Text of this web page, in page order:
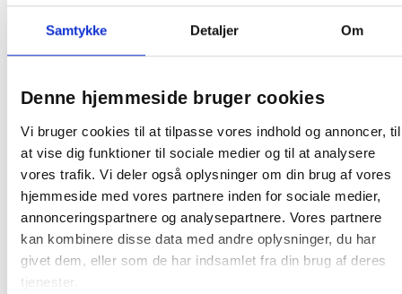
Samtykke Detaljer Om
Denne hjemmeside bruger cookies
Vi bruger cookies til at tilpasse vores indhold og annoncer, til
at vise dig funktioner til sociale medier og til at analysere
vores trafik. Vi deler også oplysninger om din brug af vores
hjemmeside med vores partnere inden for sociale medier,
annonceringspartnere og analysepartnere. Vores partnere
kan kombinere disse data med andre oplysninger, du har
givet dem, eller som de har indsamlet fra din brug af deres
tjenester.
sekunder til P5-mikromakuleringsstykker med høj
sikkerhed.
maksimerer beholderens kapacitet med +33%* og
IQ OptiMax testet med og uden beholder rotation-
teknologi.
Generøs kapacitet på 35 liter rummer op til 550 x
A4-ark, før den skal tømmes; +33 % mere
kapacitet sammenlignet med ingen BRT (+140 x
A4-ark).
Dynamisk, roterende LED-display med advarsler
om fuld beholder, åben dør, overophedning og